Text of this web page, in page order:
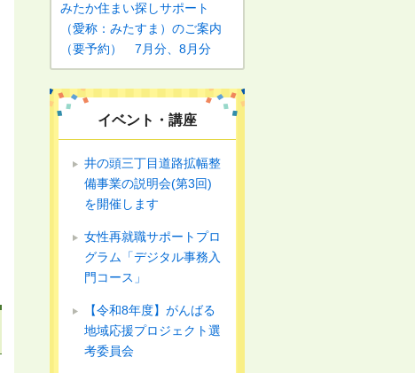
みたか住まい探しサポート
（愛称：みたすま）のご案内
（要予約） 7月分、8月分
イベント・講座
井の頭三丁目道路拡幅整
備事業の説明会(第3回)
を開催します
女性再就職サポートプロ
グラム「デジタル事務入
門コース」
【令和8年度】がんばる
地域応援プロジェクト選
考委員会